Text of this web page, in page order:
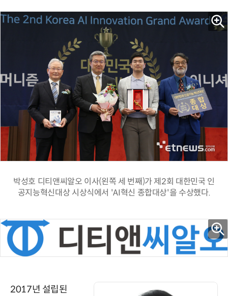
박성호 디티앤씨알오 이사(왼쪽 세 번째)가 제2회 대한민국 인
공지능혁신대상 시상식에서 'AI혁신 종합대상'을 수상했다.
2017년 설립된